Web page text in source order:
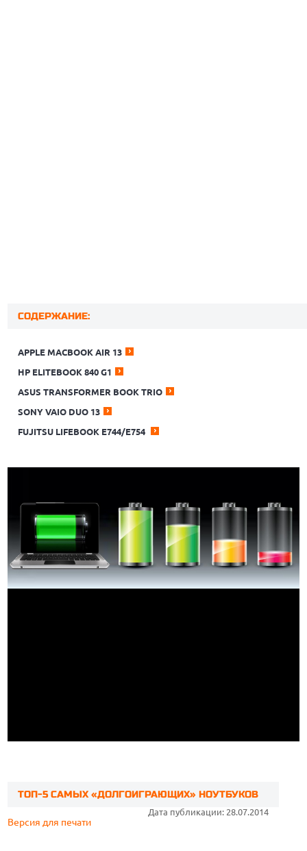
СОДЕРЖАНИЕ:
APPLE MACBOOK AIR 13
HP ELITEBOOK 840 G1
ASUS TRANSFORMER BOOK TRIO
SONY VAIO DUO 13
FUJITSU LIFEBOOK E744/E754
ТОП-5 САМЫХ «ДОЛГОИГРАЮЩИХ» НОУТБУКОВ
Дата публикации: 28.07.2014
Версия для печати